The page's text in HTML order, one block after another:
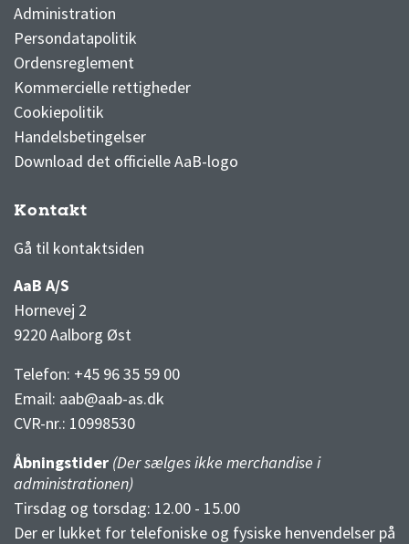
Administration
Persondatapolitik
Ordensreglement
Kommercielle rettigheder
Cookiepolitik
Handelsbetingelser
Download det officielle AaB-logo
Kontakt
Gå til kontaktsiden
AaB A/S
Hornevej 2
9220 Aalborg Øst
Telefon: +45 96 35 59 00
Email: aab@aab-as.dk
CVR-nr.: 10998530
Åbningstider (Der sælges ikke merchandise i
administrationen)
Tirsdag og torsdag: 12.00 - 15.00
Der er lukket for telefoniske og fysiske henvendelser på